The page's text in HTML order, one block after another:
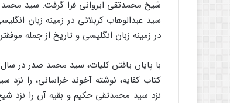
شیخ محمدتقى ایروانى فرا گرفت. سید
سید عبدالوهاب کربلائى در زمینه زبان
در زمینه زبان انگلیسى و تاریخ از جمله
کتاب کفایه، نوشته آخوند خراسانى، را
نزد سید محمدتقى حکیم و بقیه آن را نزد